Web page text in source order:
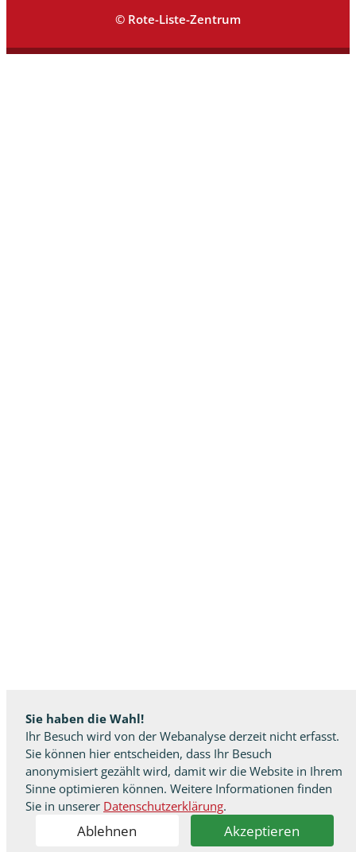
Sie haben die Wahl!
Ihr Besuch wird von der Webanalyse derzeit nicht erfasst.
Sie können hier entscheiden, dass Ihr Besuch
anonymisiert gezählt wird, damit wir die Website in Ihrem
Sinne optimieren können. Weitere Informationen finden
Sie in unserer Datenschutzerklärung.
Ablehnen Akzeptieren
© Rote-Liste-Zentrum